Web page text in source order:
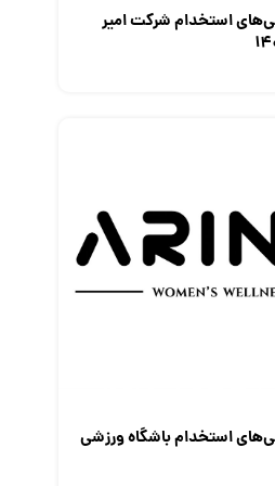
استخدام شرکت امیر
استخدام باشگاه ورزشی